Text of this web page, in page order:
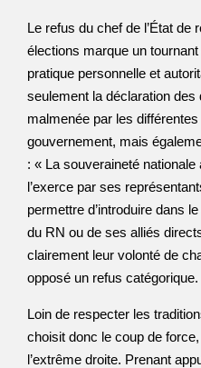
Le refus du chef de l’État
élections marque un
pratique personnelle et
seulement la déclaration des
malmenée par les
gouvernement, mais
: « La souveraineté
l’exerce par ses
permettre d’introduire dans
du RN ou de ses alliés
clairement leur volonté de
opposé un refus catégorique.
Loin de respecter les
choisit donc le coup de
l’extrême droite. Prenant